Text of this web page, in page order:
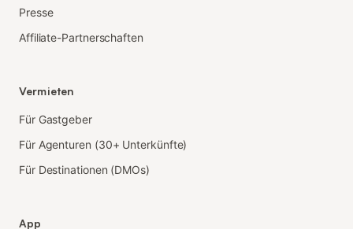
Presse
Affiliate-Partnerschaften
Vermieten
Für Gastgeber
Für Agenturen (30+ Unterkünfte)
Für Destinationen (DMOs)
App